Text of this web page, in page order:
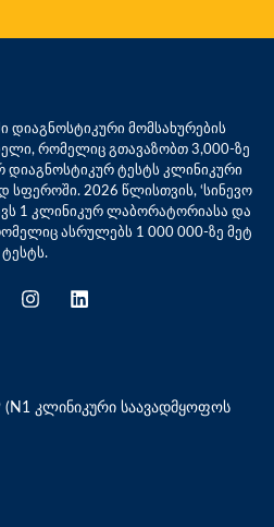
დიაგნოსტიკური მომსახურების
რომელიც გთავაზობთ 3,000-ზე
დიაგნოსტიკურ ტესტს კლინიკური
2026 წლისთვის, ‘სინევო
1 კლინიკურ ლაბორატორიასა და
ასრულებს 1 000 000-ზე მეტ
ტესტს.
(N1 კლინიკური საავადმყოფოს